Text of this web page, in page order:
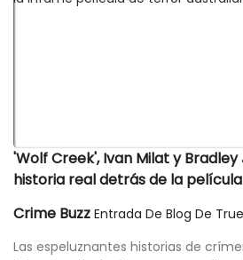
'Wolf Creek', Ivan Milat y
historia real detrás de la
Crime Buzz Entrada De Blog De
Las espeluznantes historias de